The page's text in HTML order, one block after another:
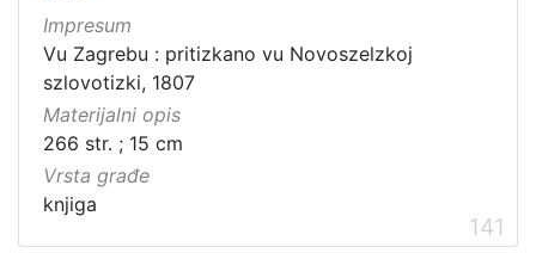
Impresum
Vu Zagrebu : pritizkano vu Novoszelzkoj
szlovotizki, 1807
Materijalni opis
266 str. ; 15 cm
Vrsta građe
knjiga
141